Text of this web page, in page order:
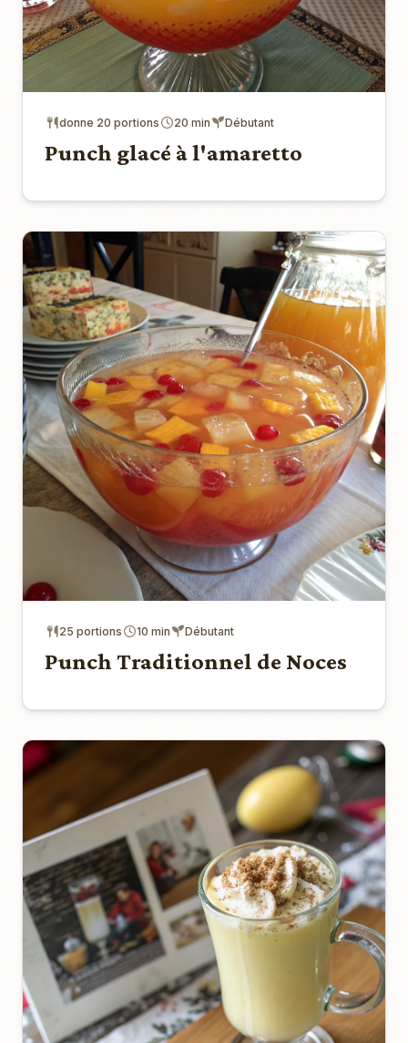
donne 20 portions 20 min Débutant
Punch glacé à l'amaretto
25 portions 10 min Débutant
Punch Traditionnel de Noces